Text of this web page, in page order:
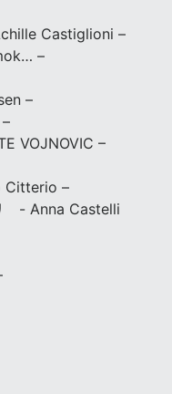
Castiglioni –
–
–
VOJNOVIC –
Citterio –
- Anna Castelli